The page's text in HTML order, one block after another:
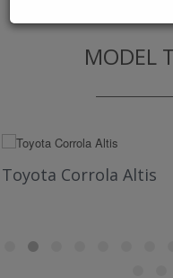
MODEL
Toyota Corrola Altis